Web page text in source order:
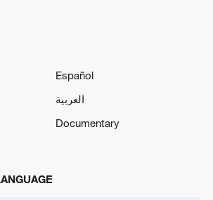
Español
العربية
Documentary